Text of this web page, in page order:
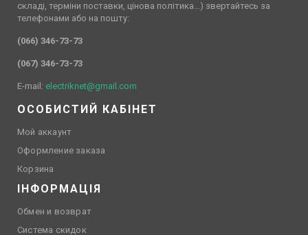
складі, терміни поставки, цінова політика…) звертайтесь за
телефонами або на пошту:
(066) 346-73-73
(067) 346-73-73
E-mail: electriknet@gmail.com
ОСОБИСТИЙ КАБІНЕТ
Мой аккаунт
Оформление заказа
Корзина
ІНФОРМАЦІЯ
Обмен и возврат
Система скидок